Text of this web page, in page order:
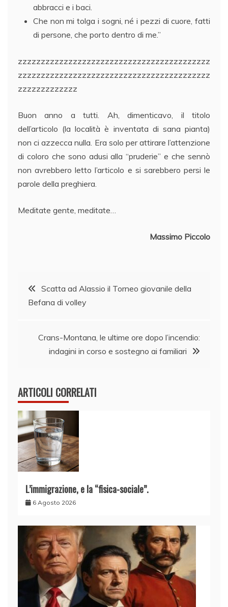
abbracci e i baci.
Che non mi tolga i sogni, né i pezzi di cuore, fatti
di persone, che porto dentro di me.”
zzzzzzzzzzzzzzzzzzzzzzzzzzzzzzzzzzzzzzzzzz
zzzzzzzzzzzzzzzzzzzzzzzzzzzzzzzzzzzzzzzzzz
zzzzzzzzzzzzz
Buon anno a tutti. Ah, dimenticavo, il titolo
dell’articolo (la località è inventata di sana pianta)
non ci azzecca nulla. Era solo per attirare l’attenzione
di coloro che sono adusi alla “pruderie” e che sennò
non avrebbero letto l’articolo e si sarebbero persi le
parole della preghiera.
Meditate gente, meditate…
Massimo Piccolo
Navigazione
articoli
Scatta ad Alassio il Torneo giovanile della
Befana di volley
Crans-Montana, le ultime ore dopo l’incendio:
indagini in corso e sostegno ai familiari
ARTICOLI CORRELATI
L’immigrazione, e la “fisica-sociale”.
6 Agosto 2026